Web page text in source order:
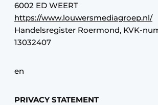
Projecten
6002 ED WEERT
https://www.louwersmediagroep.nl/
Handelsregister Roermond, KVK-
13032407
en
PRIVACY STATEMENT